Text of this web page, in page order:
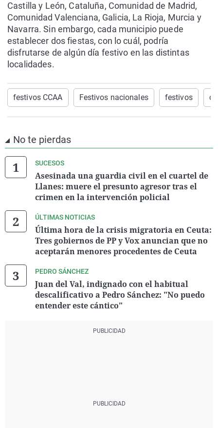
Castilla y León, Cataluña, Comunidad de Madrid,
Comunidad Valenciana, Galicia, La Rioja, Murcia y
Navarra. Sin embargo, cada municipio puede
establecer dos fiestas, con lo cuál, podría
disfrutarse de algún día festivo en las distintas
localidades.
festivos CCAA Festivos nacionales festivos
No te pierdas
SUCESOS
Asesinada una guardia civil en el cuartel de
Llanes: muere el presunto agresor tras el
crimen en la intervención policial
ÚLTIMAS NOTICIAS
Última hora de la crisis migratoria en Ceuta:
Tres gobiernos de PP y Vox anuncian que no
aceptarán menores procedentes de Ceuta
PEDRO SÁNCHEZ
Juan del Val, indignado con el habitual
descalificativo a Pedro Sánchez: "No puedo
entender este cántico"